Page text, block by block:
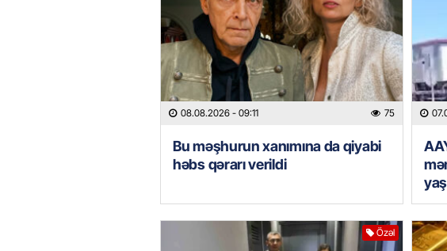
08.08.2026 - 09:11 75
Bu məşhurun xanımına da qiyabi
həbs qərarı verildi
Özəl